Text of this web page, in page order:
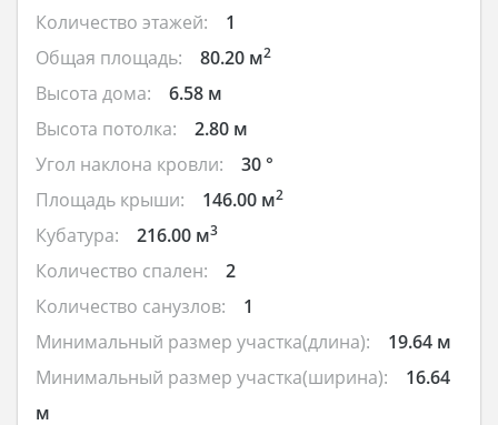
Количество этажей:
1
Общая площадь:
80.20 м2
Высота дома:
6.58 м
Высота потолка:
2.80 м
Угол наклона кровли:
30 °
Площадь крыши:
146.00 м2
Кубатура: 216.00 м3
Количество спален:
2
Количество санузлов:
1
Минимальный размер участка(длина):
19.64 м
Минимальный размер участка(ширина):
16.64
м